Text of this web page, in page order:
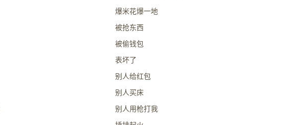
爆米花爆一地
被抢东西
被偷钱包
表坏了
别人给红包
别人买床
别人用枪打我